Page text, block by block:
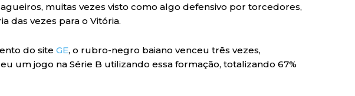
muitas vezes visto como algo defensivo por torcedores,
das vezes para o Vitória.
do site GE, o rubro-negro baiano venceu três vezes,
um jogo na Série B utilizando essa formação, totalizando 67%